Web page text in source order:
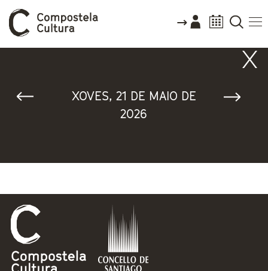
XOVES, 21 DE MAIO DE
2026